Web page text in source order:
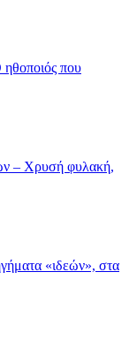
που
– Χρυσή φυλακή,
«ιδεών», στα